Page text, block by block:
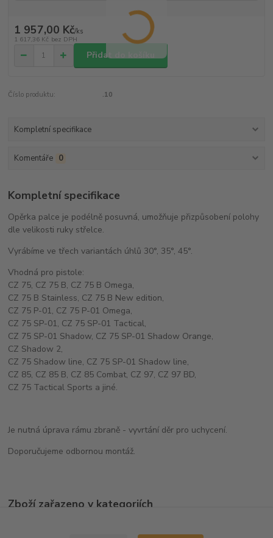
1 957,00 Kč/ks
1 617,36 Kč bez DPH
Přidat do košíku
Číslo produktu: .10
Kompletní specifikace
Komentáře 0
Kompletní specifikace
Opěrka palce je podélně posuvná, umožňuje přizpůsobení polohy
dle velikosti ruky střelce.
Vyrábíme ve třech variantách úhlů 30°, 35°, 45°.
Vhodná pro pistole:
CZ 75, CZ 75 B, CZ 75 B Omega,
CZ 75 B Stainless, CZ 75 B New edition,
CZ 75 P-01, CZ 75 P-01 Omega,
CZ 75 SP-01, CZ 75 SP-01 Tactical,
CZ 75 SP-01 Shadow, CZ 75 SP-01 Shadow Orange,
CZ Shadow 2,
CZ 75 Shadow line, CZ 75 SP-01 Shadow line,
CZ 85, CZ 85 B, CZ 85 Combat, CZ 97, CZ 97 BD,
CZ 75 Tactical Sports a jiné.
Je nutná úprava rámu zbraně - vyvrtání děr pro uchycení.
Doporučujeme odbornou montáž.
Zboží zařazeno v kategoriích